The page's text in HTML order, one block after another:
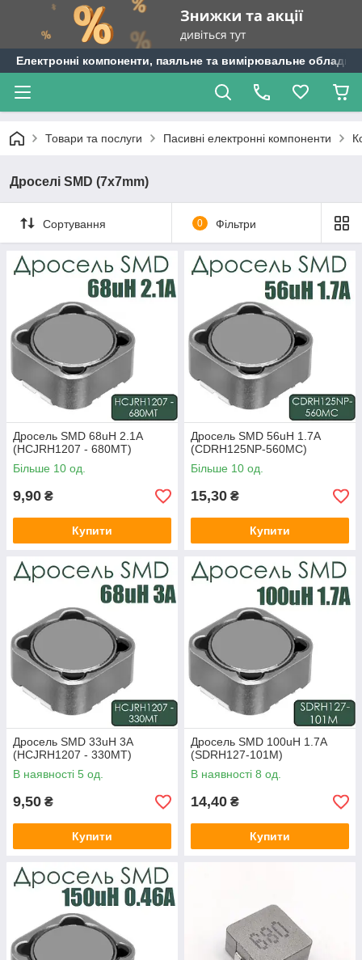
Електронні компоненти, паяльне та вимірювальне
Товари та послуги Пасивні електронні компоненти
Дроселі SMD (7x7mm)
Сортування 0 Фільтри
Дросель SMD 68uH 2.1A
(HCJRH1207 - 680MT)
Більше 10 од.
9,90 ₴
Купити
Дросель SMD 56uH 1.7A
(CDRH125NP-560MC)
Більше 10 од.
15,30 ₴
Купити
Дросель SMD 33uH 3A
(HCJRH1207 - 330MT)
В наявності 5 од.
9,50 ₴
Купити
Дросель SMD 100uH 1.7A
(SDRH127-101M)
В наявності 8 од.
14,40 ₴
Купити